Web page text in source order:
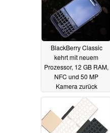
BlackBerry Classic
kehrt mit neuem
Prozessor, 12 GB RAM,
NFC und 50 MP
Kamera zurück
05.06.2025